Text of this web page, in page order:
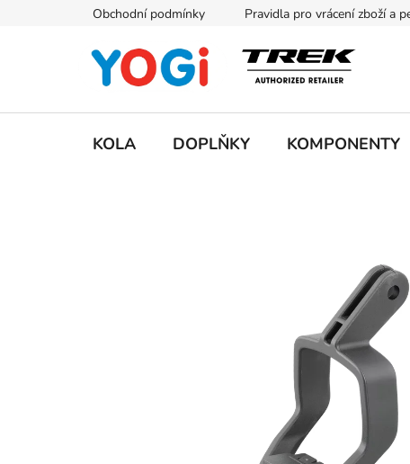
Obchodní podmínky Pravidla pro vrácení zboží a
KOLA DOPLŇKY KOMPONENTY